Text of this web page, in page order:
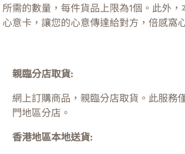
所需的數量，每件貨品上限為1個。此外
心意卡，讓您的心意傳達給對方，倍感窩
親臨分店取貨:
網上訂購商品，親臨分店取貨。此服務
門地區分店。
香港地區本地送貨: